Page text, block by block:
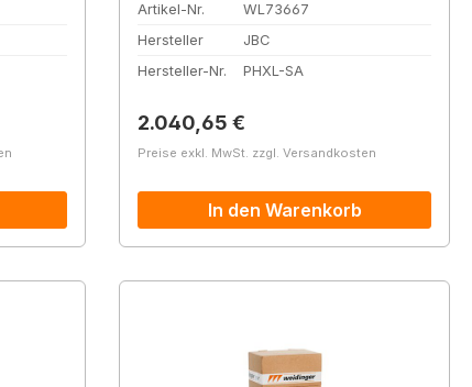
Artikel-Nr.
WL73667
Hersteller
JBC
Hersteller-Nr.
PHXL-SA
Regulärer Preis:
2.040,65 €
Preise exkl. MwSt. zzgl. Versandkosten
In den Warenkorb